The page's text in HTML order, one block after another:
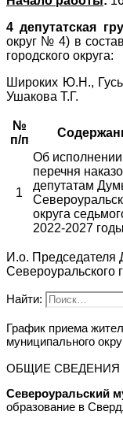
4 депутатская
округ № 4) в
городского округа:
Широких Ю.Н.,
Ушакова Т.Г.
№
п/п
1
Об
перечня
депутатам
округа
2022-2027 годы
И.о. Председателя
Найти:
График приема
муниципального
ОБЩИЕ СВЕДЕНИЯ
Североуральский
образование в